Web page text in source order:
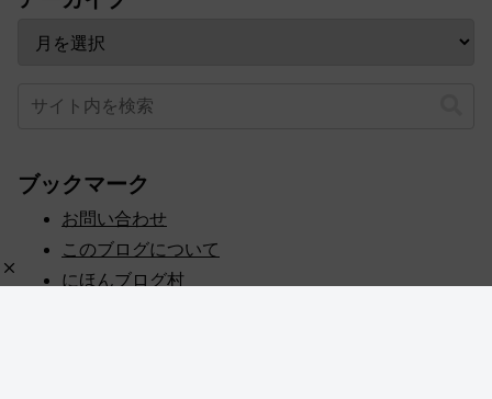
ブックマーク
お問い合わせ
このブログについて
にほんブログ村